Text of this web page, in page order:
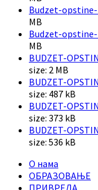
Budzet-
MB
Budzet-
MB
BUDZET-
size: 2 MB
BUDZET-
size: 487 kB
BUDZET-
size: 373 kB
BUDZET-
size: 536 kB
О нама
ОБРАЗОВАЊЕ
ПРИВРЕДА